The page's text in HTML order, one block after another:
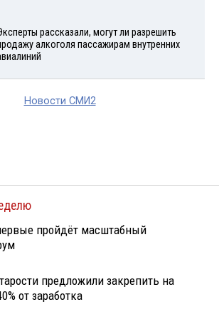
рассказали, могут ли разрешить
алкоголя пассажирам внутренних
Новости СМИ2
пройдёт масштабный
предложили закрепить на
от заработка